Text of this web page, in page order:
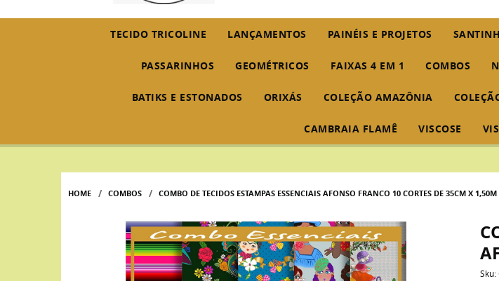
TECIDO TRICOLINE LANÇAMENTOS PAINÉIS E PROJETOS
PASSARINHOS GEOMÉTRICOS FAIXAS 4 EM 1 COMBOS
BATIKS E ESTONADOS ORIXÁS COLEÇÃO AMAZÔNIA
CAMBRAIA FLAMÊ VISCOSE
HOME COMBOS COMBO DE TECIDOS ESTAMPAS ESSENCIAIS AFONSO FRANCO 10 CORTES DE 35CM X 1,50M
Sku: